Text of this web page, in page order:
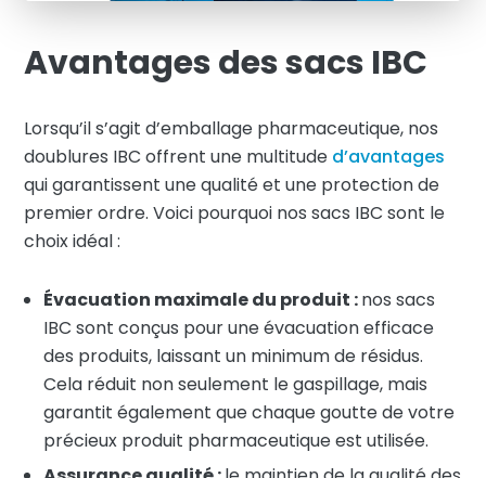
Avantages des sacs IBC
Lorsqu’il s’agit d’emballage pharmaceutique, nos
doublures IBC offrent une multitude d’avantages
qui garantissent une qualité et une protection de
premier ordre. Voici pourquoi nos sacs IBC sont le
choix idéal :
Évacuation maximale du produit :nos sacs
IBC sont conçus pour une évacuation efficace
des produits, laissant un minimum de résidus.
Cela réduit non seulement le gaspillage, mais
garantit également que chaque goutte de votre
précieux produit pharmaceutique est utilisée.